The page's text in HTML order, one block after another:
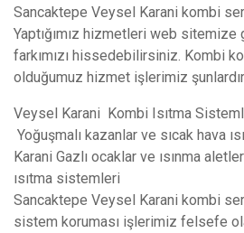
Sancaktepe Veysel Karani kombi
Yaptığımız hizmetleri web
farkımızı hissedebilirsiniz. Kombi
olduğumuz hizmet işlerimiz şunlardır.
Veysel Karani Kombi Isıtma
Yoğuşmalı kazanlar ve sıcak hava
Karani Gazlı ocaklar ve ısınma
ısıtma sistemleri
Sancaktepe Veysel Karani kombi
sistem koruması işlerimiz felsefe